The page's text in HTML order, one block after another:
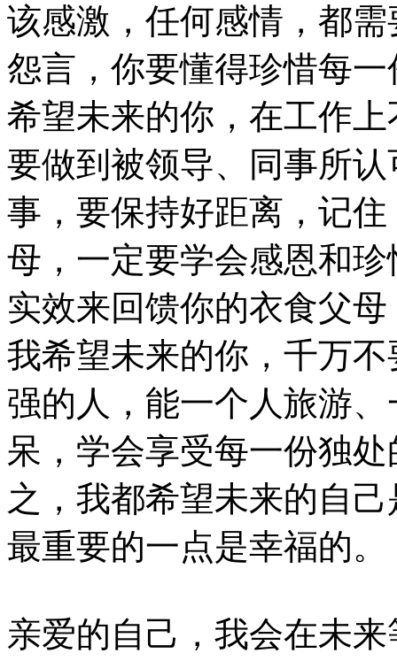
该感激，任何感情，都
怨言，你要懂得珍惜每
希望未来的你，在工作
要做到被领导、同事所
事，要保持好距离，记
母，一定要学会感恩和
实效来回馈你的衣食父母
我希望未来的你，千万
强的人，能一个人旅游
呆，学会享受每一份独
之，我都希望未来的自
最重要的一点是幸福的
亲爱的自己，我会在未